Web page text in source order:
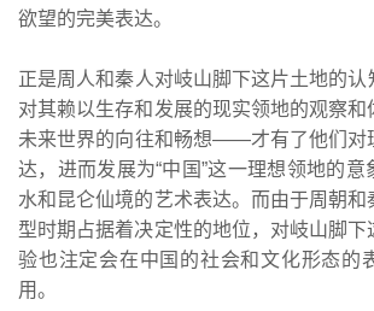
欲望的完美表达。
正是周人和秦人对岐山脚下这片土地的
对其赖以生存和发展的现实领地的观察和
未来世界的向往和畅想——才有了他们对
达，进而发展为“中国”这一理想领地的意
水和昆仑仙境的艺术表达。而由于周朝和
型时期占据着决定性的地位，对岐山脚
验也注定会在中国的社会和文化形态的
用。